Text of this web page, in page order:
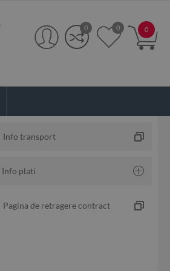
0
0 0
Info transport
Info plati
Pagina de retragere contract